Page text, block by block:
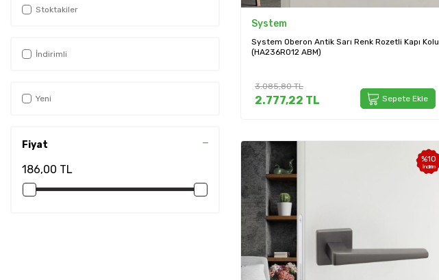
Antik Bakır
Gold Branch
Mat Sarı
Stoktakiler
İndirimli
Yeni
Fiyat
186,00 TL
System
System Oberon Antik Sarı Renk Rozetli Kapı Kolu
(HA236RO12 ABM)
3.085,80TL
2.777,22 TL Sepete Ekle
%10
İndirim